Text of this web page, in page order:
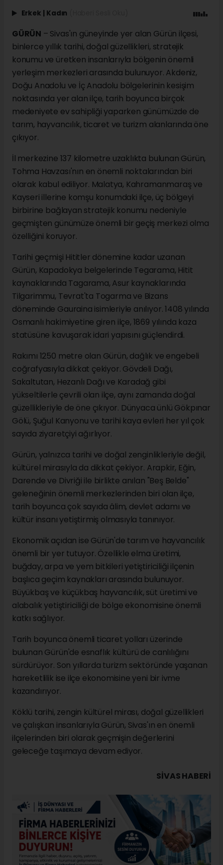
Erkek | Kadın
GÜRÜN – Sivas'ın güneyinde yer alan Gürün ilçesi,
binlerce yıllık tarihi, doğal güzellikleri, stratejik
konumu ve üretken insanlarıyla bölgenin önemli
yerleşim merkezleri arasında bulunuyor. Akdeniz,
Doğu Anadolu ve İç Anadolu bölgelerinin kesişim
noktasında yer alan ilçe, tarih boyunca birçok
medeniyete ev sahipliği yaparken günümüzde de
tarım, hayvancılık, ticaret ve turizm alanlarında öne
çıkıyor.
İl merkezine 137 kilometre uzaklıkta bulunan Gürün,
Tohma Havzası'nın en önemli noktalarından biri
olarak kabul ediliyor. Malatya, Kahramanmaraş ve
Kayseri illerine komşu konumdaki ilçe, üç bölgeyi
birbirine bağlayan stratejik konumu nedeniyle
geçmişten günümüze önemli bir geçiş merkezi olma
özelliğini koruyor.
Tarihi geçmişi Hititler dönemine kadar uzanan
Gürün, Kapadokya belgelerinde Tegarama, Hitit
kaynaklarında Tagarama, Asur kaynaklarında
Tilgarimmu, Tevrat'ta Togarma ve Bizans
döneminde Gauraina isimleriyle anılıyor. 1408 yılında
Osmanlı hakimiyetine giren ilçe, 1869 yılında kaza
statüsüne kavuşarak idari yapısını güçlendirdi.
Rakımı 1250 metre olan Gürün, dağlık ve engebeli
coğrafyasıyla dikkat çekiyor. Gövdeli Dağı,
Sakaltutan, Hezanlı Dağı ve Karadağ gibi
yükseltilerle çevrili olan ilçe, aynı zamanda doğal
güzellikleriyle de öne çıkıyor. Dünyaca ünlü Gökpınar
Gölü, Şuğul Kanyonu ve tarihi kaya evleri her yıl çok
sayıda ziyaretçiyi ağırlıyor.
Gürün, yalnızca tarihi ve doğal zenginlikleriyle değil,
kültürel mirasıyla da dikkat çekiyor. Arapkir, Eğin,
Darende ve Divriği ile birlikte anılan "Beş Belde"
geleneğinin önemli merkezlerinden biri olan ilçe,
tarih boyunca çok sayıda âlim, devlet adamı ve
kültür insanı yetiştirmiş olmasıyla tanınıyor.
Ekonomik açıdan ise Gürün'de tarım ve hayvancılık
önemli bir yer tutuyor. Özellikle elma üretimi,
buğday, arpa ve yem bitkileri yetiştiriciliği ilçenin
başlıca geçim kaynakları arasında bulunuyor.
Büyükbaş ve küçükbaş hayvancılık, süt üretimi ve
alabalık yetiştiriciliği de bölge ekonomisine önemli
katkı sağlıyor.
Tarih boyunca önemli ticaret yolları üzerinde
bulunan Gürün'de esnaflık kültürü de canlılığını
sürdürüyor. Son yıllarda turizm sektöründe yaşanan
hareketlilik ise ilçe ekonomisine yeni bir ivme
kazandırıyor.
Köklü tarihi, zengin kültürel mirası, doğal güzellikleri
ve çalışkan insanlarıyla Gürün, Sivas'ın en önemli
ilçelerinden biri olarak geçmişin değerlerini
geleceğe taşımaya devam ediyor.
SIVAS HABERİ